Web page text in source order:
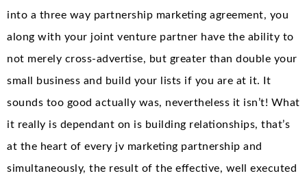
into a three way partnership marketing agreement, you
along with your joint venture partner have the ability to
not merely cross-advertise, but greater than double your
small business and build your lists if you are at it. It
sounds too good actually was, nevertheless it isn’t! What
it really is dependant on is building relationships, that’s
at the heart of every jv marketing partnership and
simultaneously, the result of the effective, well executed